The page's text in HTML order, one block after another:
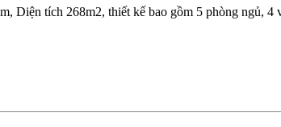
tích 268m2, thiết kế bao gồm 5 phòng ngủ, 4